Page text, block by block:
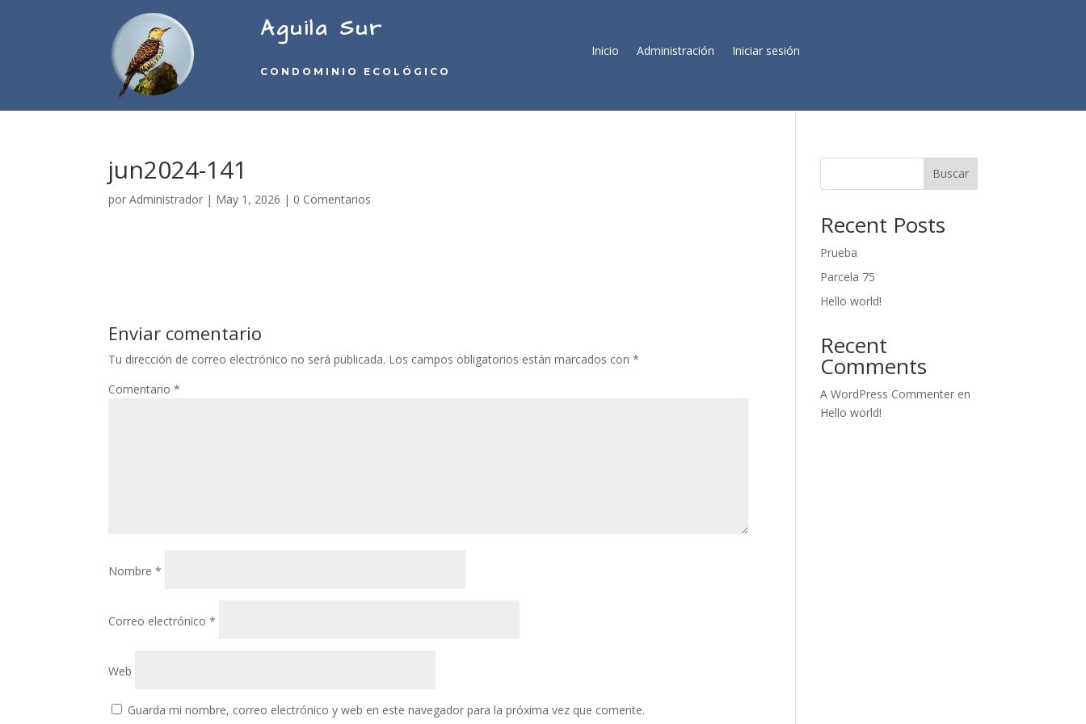
Aguila Sur
CONDOMINIO ECOLÓGICO
Inicio Administración Iniciar sesión
jun2024-141
porAdministrador | May 1, 2026 | 0 Comentarios
Enviar comentario
Tu dirección de correo electrónico no será publicada. Los campos obligatorios están marcados con*
Comentario*
Nombre*
Correo electrónico*
Web
Guarda mi nombre, correo electrónico y web en este navegador para la próxima vez que comente.
Buscar
Recent Posts
Prueba
Parcela 75
Hello world!
Recent
Comments
A WordPress Commenter en
Hello world!